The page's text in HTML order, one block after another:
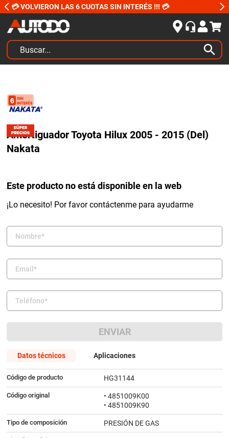
💳 VOLVIERON LAS 6 CUOTAS SIN INTERÉS !!! 💳
Buscar...
Amortiguador Toyota Hilux 2005 - 2015 (Del)
Nakata
Este producto no está disponible en la web
¡Lo necesito! Por favor contáctenme para ayudarme
ENVIAR
Datos técnicos Aplicaciones
Código de producto HG31144
Código original
• 4851009K00
• 4851009K90
Tipo de composición PRESIÓN DE GAS
2.
amortiguadores
3.
bujias ngk
4
honda civic
amortiguador